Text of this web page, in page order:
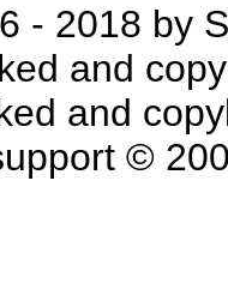
- 2018 by
and
and
©